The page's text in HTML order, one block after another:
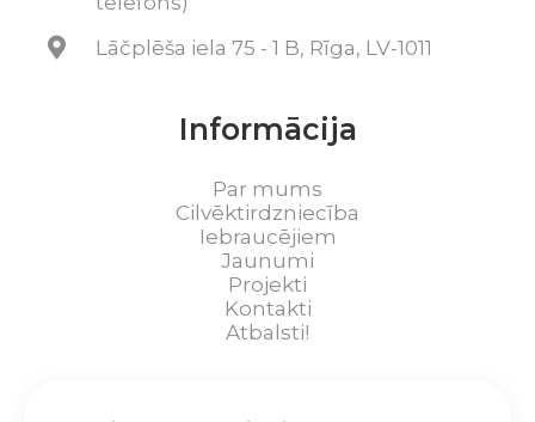
Lāčplēša iela 75 - 1 B, Rīga, LV-1011
Informācija
Par mums
Cilvēktirdzniecība
Iebraucējiem
Jaunumi
Projekti
Kontakti
Atbalsti!